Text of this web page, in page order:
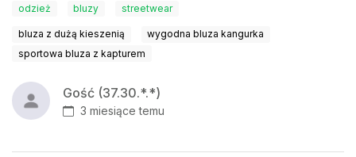
odzież bluzy streetwear
bluza z dużą kieszenią
wygodna bluza kangurka
sportowa bluza z kapturem
Gość (37.30.*.*)
3 miesiące temu